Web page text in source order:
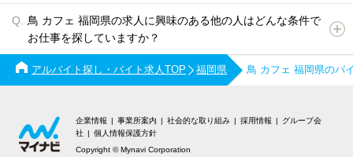
鳥 カフェ 福岡県の求人に興味のある他の人はどんな条件で
お仕事を探していますか？
アルバイト探し・バイト求人TOP 福岡県 鳥 カフェ 福岡県のバ
企業情報 事業所案内 社会的な取り組み 採用情報
グループ会
社
個人情報保護方針
Copyright © Mynavi Corporation